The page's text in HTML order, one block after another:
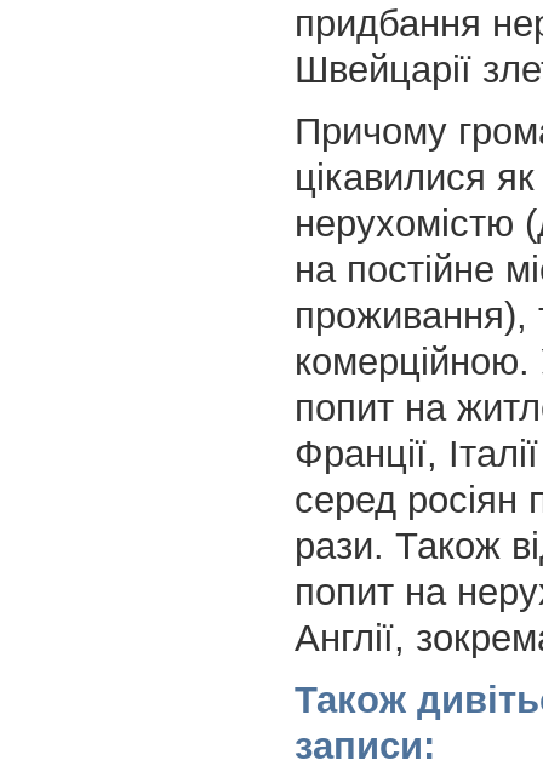
придбання
Швейцарії
Причому
цікавилися
нерухомістю
на постійне
проживання),
попит на
Франції,
серед росіян
рази. Також
попит на
Англії,
Також
записи: